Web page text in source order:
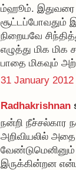
ம்ஹூம். இதுவரை
சூட்டப்போவதும்
நிறையவே
எழுத்து மிக
பாதை மிகவும்
31 January
Radhakrishnan
நன்றி நீச்சல்கார
அறிவியலில் அதை
வேண்டுமெனினும்
இருக்கின்றன